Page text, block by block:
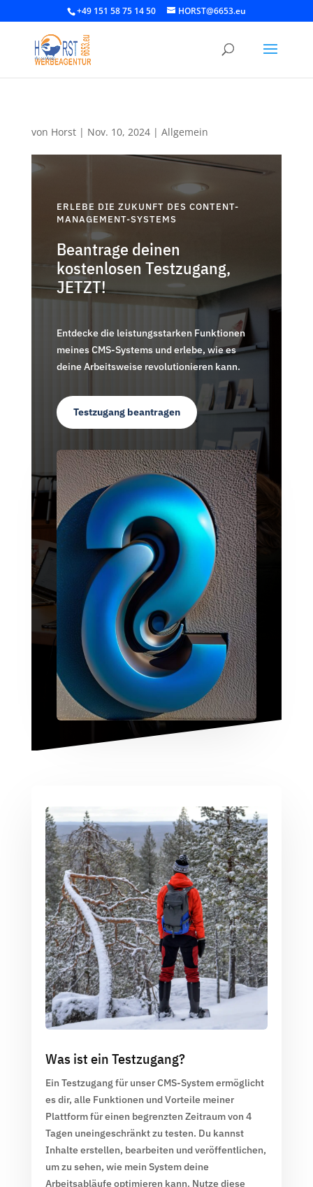
+49 151 58 75 14 50 HORST@6653.eu
von Horst| Nov. 10, 2024| Allgemein
ERLEBE DIE ZUKUNFT DES CONTENT-
MANAGEMENT-SYSTEMS
Beantrage deinen
kostenlosen Testzugang,
JETZT!
Entdecke die leistungsstarken Funktionen
meines CMS-Systems und erlebe, wie es
deine Arbeitsweise revolutionieren kann.
Testzugang beantragen
Was ist ein Testzugang?
Ein Testzugang für unser CMS-System ermöglicht
es dir, alle Funktionen und Vorteile meiner
Plattform für einen begrenzten Zeitraum von 4
Tagen uneingeschränkt zu testen. Du kannst
Inhalte erstellen, bearbeiten und veröffentlichen,
um zu sehen, wie mein System deine
Arbeitsabläufe optimieren kann. Nutze diese